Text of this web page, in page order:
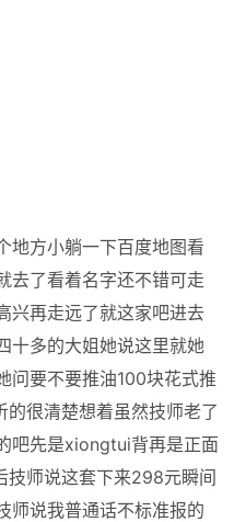
地方小躺一下百度地图看
去了看着名字还不错可走
兴再走远了就这家吧进去
十多的大姐她说这里就她
问要不要推油100块花式推
很清楚想着虽然技师老了
吧先是xiongtui背再是正面
师说这套下来298元瞬间
师说我普通话不标准报的